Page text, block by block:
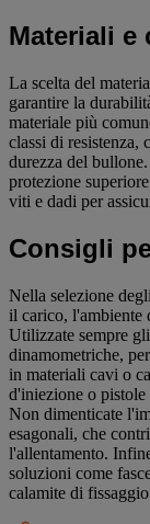
Materiali e
La scelta del
garantire la
materiale più
classi di resistenza,
durezza del
protezione
viti e dadi per
Consigli
Nella selezione
il carico, l'ambiente
Utilizzate sempre
dinamometriche,
in materiali cavi o
d'iniezione o
Non dimenticate
esagonali, che
l'allentamento.
soluzioni come
calamite di